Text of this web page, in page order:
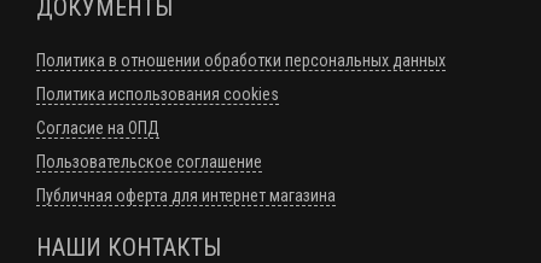
ДОКУМЕНТЫ
Политика в отношении обработки персональных данных
Политика использования cookies
Согласие на ОПД
Пользовательское соглашение
Публичная оферта для интернет магазина
НАШИ КОНТАКТЫ